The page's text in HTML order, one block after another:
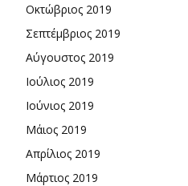
Οκτώβριος 2019
Σεπτέμβριος 2019
Αύγουστος 2019
Ιούλιος 2019
Ιούνιος 2019
Μάιος 2019
Απρίλιος 2019
Μάρτιος 2019